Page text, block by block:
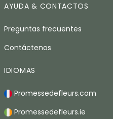
AYUDA & CONTACTOS
Preguntas frecuentes
Contáctenos
IDIOMAS
Promessedefleurs.com
Promessedefleurs.ie